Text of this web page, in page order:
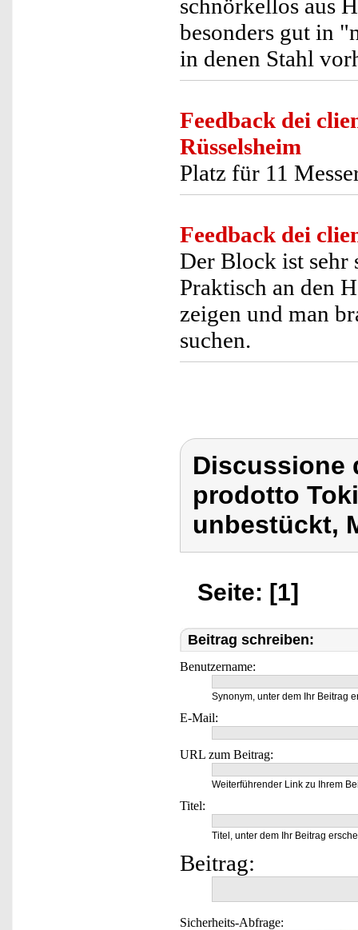
schnörkellos aus
besonders gut in
in denen Stahl
Feedback dei
Rüsselsheim
Platz für 11
Feedback dei
Der Block ist sehr
Praktisch an den
zeigen und man
suchen.
Discussione
prodotto
unbestückt,
Seite: [1]
Beitrag schreiben:
Benutzername:
Synonym, unter dem Ihr Beitrag
E-Mail:
URL zum Beitrag:
Weiterführender Link zu Ihrem
Titel:
Titel, unter dem Ihr Beitrag
Beitrag:
Sicherheits-Abfrage: